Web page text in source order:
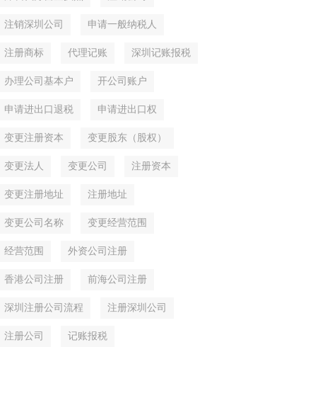
注销深圳公司 申请一般纳税人
注册商标 代理记账 深圳记账报税
办理公司基本户 开公司账户
申请进出口退税 申请进出口权
变更注册资本 变更股东（股权）
变更法人 变更公司 注册资本
变更注册地址 注册地址
变更公司名称 变更经营范围
经营范围 外资公司注册
香港公司注册 前海公司注册
深圳注册公司流程 注册深圳公司
注册公司 记账报税